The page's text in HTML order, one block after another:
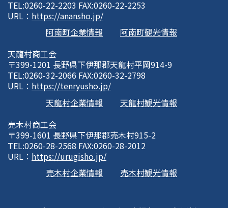
TEL:0260-22-2203 FAX:0260-22-2253
URL： https://anansho.jp/
阿南町企業情報
阿南町観光情報
天龍村商工会
〒399-1201 長野県下伊那郡天龍村平岡914-9
TEL:0260-32-2066 FAX:0260-32-2798
URL： https://tenryusho.jp/
天龍村企業情報
天龍村観光情報
売木村商工会
〒399-1601 長野県下伊那郡売木村915-2
TEL:0260-28-2568 FAX:0260-28-2012
URL： https://urugisho.jp/
売木村企業情報
売木村観光情報